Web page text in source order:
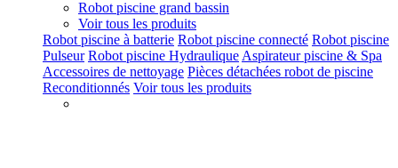
Robot piscine grand bassin
Voir tous les produits
Robot piscine à batterie Robot piscine connecté Robot piscine
Pulseur Robot piscine Hydraulique Aspirateur piscine & Spa
Accessoires de nettoyage Pièces détachées robot de piscine
Reconditionnés Voir tous les produits